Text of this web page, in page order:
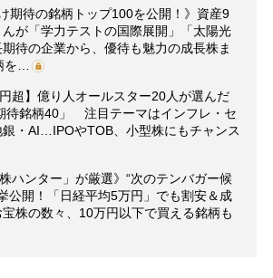
期待の銘柄トップ100を公開！》資産9
が「学力テストの国際展開」「太陽光
待の企業から、優待も魅力の成長株ま
を…
超】億り人オールスター20人が選んだ
待銘柄40」 注目テーマはインフレ・セ
銀・AI…IPOやTOB、小型株にもチャンス
ハンター」が厳選》“次のテンバガー候
公開！「日経平均5万円」でも割安＆成
株の数々、10万円以下で買える銘柄も